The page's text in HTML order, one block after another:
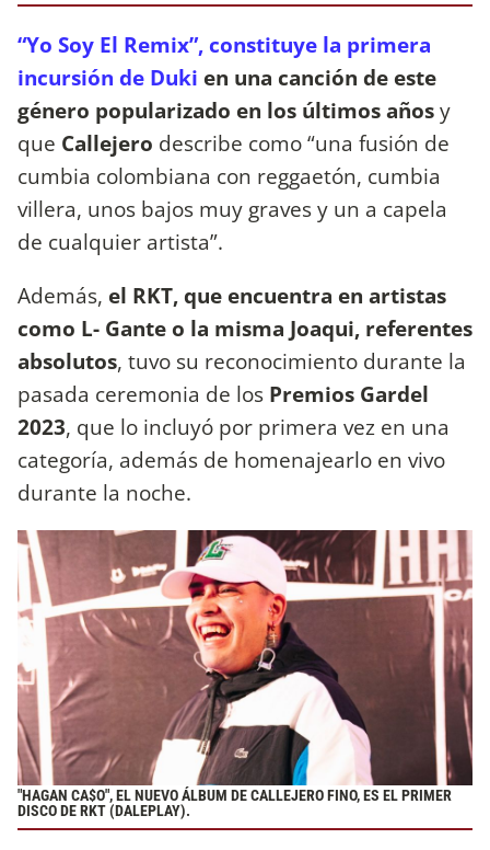
“Yo Soy El Remix”, constituye la primera
incursión de Duki en una canción de este
género popularizado en los últimos añosy
que Callejero describe como “una fusión de
cumbia colombiana con reggaetón, cumbia
villera, unos bajos muy graves y un a capela
de cualquier artista”.
Además, el RKT, que encuentra en artistas
como L- Gante o la misma Joaqui, referentes
absolutos, tuvo su reconocimiento durante la
pasada ceremonia de los Premios Gardel
2023, que lo incluyó por primera vez en una
categoría, además de homenajearlo en vivo
durante la noche.
"HAGAN CA$O", EL NUEVO ÁLBUM DE CALLEJERO FINO, ES EL PRIMER
DISCO DE RKT (DALEPLAY).